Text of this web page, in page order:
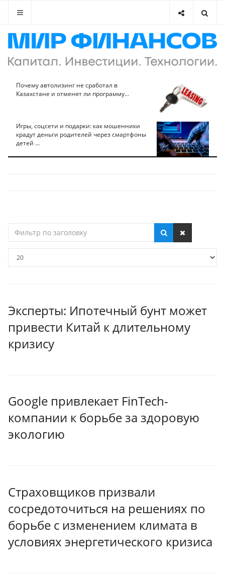
Почему автолизинг не сработал в
Казахстане и отменят ли программу...
Игры, соцсети и подарки: как мошенники
крадут деньги родителей через смартфоны
детей ...
по
Эксперты: Ипотечный бунт может
привести Китай к длительному
кризису
Google привлекает FinTech-
компании к борьбе за здоровую
экологию
Страховщиков призвали
сосредоточиться на решениях по
борьбе с изменением климата в
условиях энергетического кризиса